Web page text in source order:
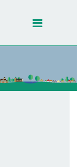
Toggle